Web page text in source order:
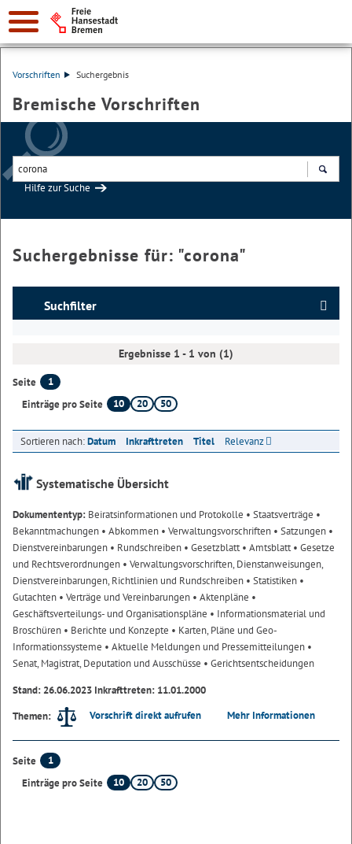
Vorschriften Suchergebnis
Bremische Vorschriften
Hilfe zur Suche
Suchergebnisse für: "corona"
Suchfilter
Ergebnisse 1 - 1 von (1)
Seite
1
Einträge pro Seite
10 20 50
Sortieren nach:Datum Inkrafttreten Titel Relevanz
Systematische Übersicht
Dokumententyp: Beiratsinformationen und Protokolle • Staatsverträge •
Bekanntmachungen • Abkommen • Verwaltungsvorschriften • Satzungen •
Dienstvereinbarungen • Rundschreiben • Gesetzblatt• Amtsblatt• Gesetze
und Rechtsverordnungen • Verwaltungsvorschriften, Dienstanweisungen,
Dienstvereinbarungen, Richtlinien und Rundschreiben • Statistiken •
Gutachten • Verträge und Vereinbarungen • Aktenpläne •
Geschäftsverteilungs- und Organisationspläne • Informationsmaterial und
Broschüren • Berichte und Konzepte • Karten, Pläne und Geo-
Informationssysteme • Aktuelle Meldungen und Pressemitteilungen •
Senat, Magistrat, Deputation und Ausschüsse • Gerichtsentscheidungen
Stand: 26.06.2023 Inkrafttreten: 11.01.2000
Themen:
Vorschrift direkt aufrufen Mehr Informationen
Seite
1
Einträge pro Seite
10 20 50